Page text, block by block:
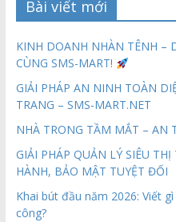
Bài viết mới
KINH DOANH NHÀN TÊNH –
CÙNG SMS-MART!
GIẢI PHÁP AN NINH TOÀN
TRANG – SMS-MART.NET
NHÀ TRONG TẦM MẮT – AN
GIẢI PHÁP QUẢN LÝ SIÊU
HÀNH, BẢO MẬT TUYỆT ĐỐI
Khai bút đầu năm 2026: Viết
công?